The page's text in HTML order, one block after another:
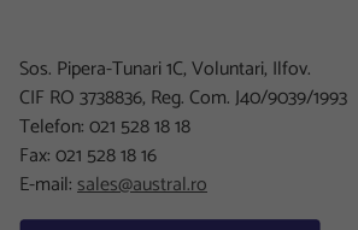
Sos. Pipera-Tunari 1C, Voluntari, Ilfov.
CIF RO 3738836, Reg. Com. J40/9039/1993
Telefon: 021 528 18 18
Fax: 021 528 18 16
E-mail:sales@austral.ro